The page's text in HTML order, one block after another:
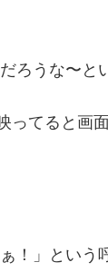
ろうな〜と
ってると画
！」という